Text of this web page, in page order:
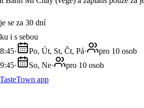
se za 30 dní
i s sebou
· Po, Út, St, Čt, Pá·
pro 10 osob
· So, Ne·
pro 10 osob
app